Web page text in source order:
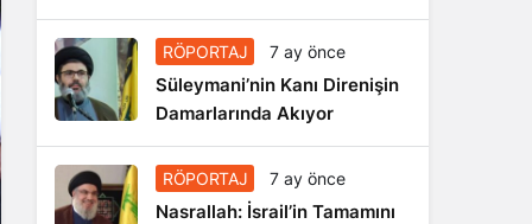
RÖPORTAJ 7 ay önce
Süleymani’nin Kanı Direnişin
Damarlarında Akıyor
RÖPORTAJ 7 ay önce
Nasrallah: İsrail’in Tamamını